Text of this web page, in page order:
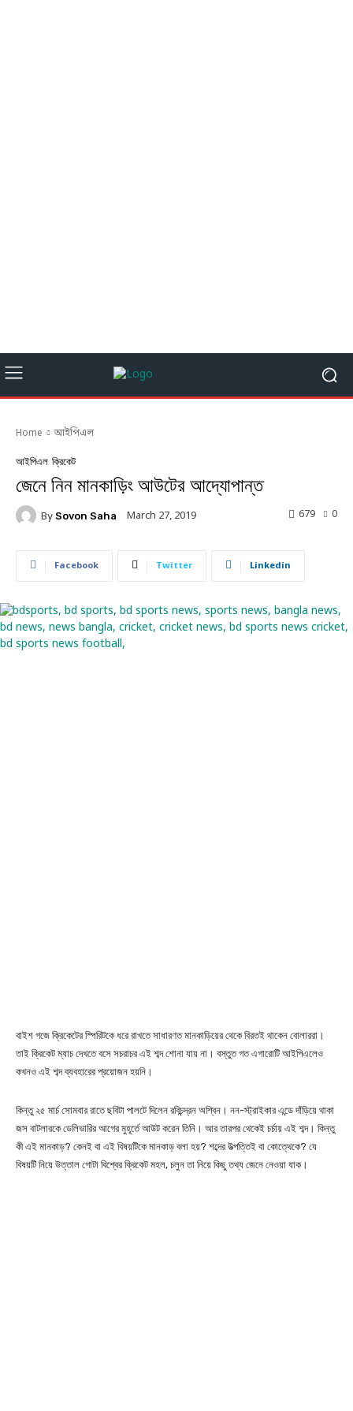
Home আইপিএল
আইপিএল ক্রিকেট
জেনে নিন মানকাড়িং আউটের আদ্যোপান্ত
By Sovon Saha March 27, 2019 0
679
Facebook Twitter Linkedin
বাইশ গজে ক্রিকেটের স্পিরিটকে ধরে রাখতে সাধারণত মানকাড়িয়ের থেকে বিরতই থাকেন বোলাররা।
তাই ক্রিকেট ম্যাচ দেখতে বসে সচরাচর এই শব্দ শোনা যায় না। বস্তুত গত এগারোটি আইপিএলেও
কখনও এই শব্দ ব্যবহারের প্রয়োজন হয়নি।
কিন্তু ২৫ মার্চ সোমবার রাতে ছবিটা পালটে দিলেন রবিচন্দ্রন অশ্বিন। নন-স্ট্রাইকার এন্ডে দাঁড়িয়ে থাকা
জস বাটলারকে ডেলিভারির আগের মুহূর্তে আউট করেন তিনি। আর তারপর থেকেই চর্চায় এই শব্দ। কিন্তু
কী এই মানকাড়? কেনই বা এই বিষয়টিকে মানকাড় বলা হয়? শব্দের উত্পত্তিই বা কোত্থেকে? যে
বিষয়টি নিয়ে উত্তাল গোটা বিশ্বের ক্রিকেট মহল, চলুন তা নিয়ে কিছু তথ্য জেনে নেওয়া যাক।